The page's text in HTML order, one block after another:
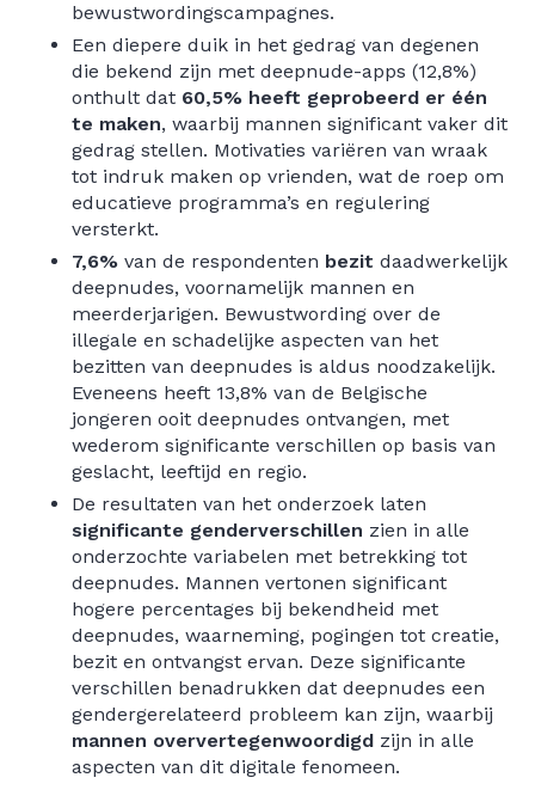
bewustwordingscampagnes.
Een diepere duik in het gedrag van degenen
die bekend zijn met deepnude-apps (12,8%)
onthult dat 60,5% heeft geprobeerd er één
te maken, waarbij mannen significant vaker dit
gedrag stellen. Motivaties variëren van wraak
tot indruk maken op vrienden, wat de roep om
educatieve programma’s en regulering
versterkt.
7,6% van de respondenten bezit daadwerkelijk
deepnudes, voornamelijk mannen en
meerderjarigen. Bewustwording over de
illegale en schadelijke aspecten van het
bezitten van deepnudes is aldus noodzakelijk.
Eveneens heeft 13,8% van de Belgische
jongeren ooit deepnudes ontvangen, met
wederom significante verschillen op basis van
geslacht, leeftijd en regio.
De resultaten van het onderzoek laten
significante genderverschillen zien in alle
onderzochte variabelen met betrekking tot
deepnudes. Mannen vertonen significant
hogere percentages bij bekendheid met
deepnudes, waarneming, pogingen tot creatie,
bezit en ontvangst ervan. Deze significante
verschillen benadrukken dat deepnudes een
gendergerelateerd probleem kan zijn, waarbij
mannen oververtegenwoordigd zijn in alle
aspecten van dit digitale fenomeen.